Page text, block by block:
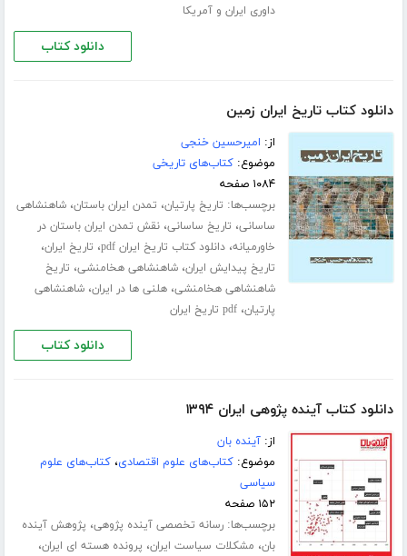
داوری ایران و آمریکا
دانلود کتاب
دانلود کتاب تاریخ ایران زمین
از: امیرحسین خنجی
موضوع:کتاب‌های تاریخی
۱۰۸۴ صفحه
برچسب‌ها: تاریخ پارتیان، تمدن ایران باستان،شاهنشاهی
ساسانی، تاریخ ساسانی،نقش تمدن ایران باستان در
خاورمیانه،دانلود کتاب تاریخ ایران pdf ، تاریخ ایران،
تاریخ پیدایش ایران،شاهنشاهی هخامنشی، تاریخ
شاهنشاهی هخامنشی،هلنی ها در ایران،شاهنشاهی
پارتیان،pdf تاریخ ایران
دانلود کتاب
دانلود کتاب آینده پژوهی ایران ۱۳۹۴
از:آینده بان
موضوع:کتاب‌های علوم اقتصادی،کتاب‌های علوم
سیاسی
۱۵۲ صفحه
برچسب‌ها:رسانه تخصصی آینده پژوهی، پژوهش آینده
بان، مشکلات سیاست ایران، پرونده هسته ای ایران،